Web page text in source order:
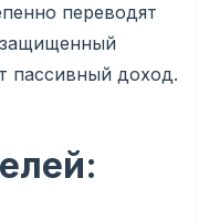
переводят
защищенный
пассивный доход.